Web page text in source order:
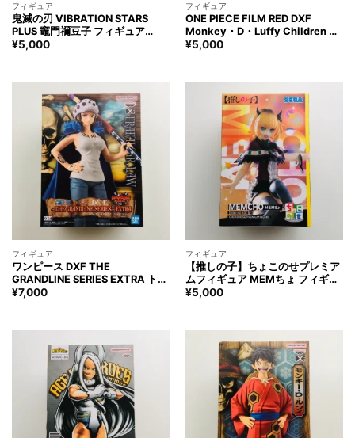
フィギュア
鬼滅の刃 VIBRATION STARS
PLUS 竈門禰豆子 フィギュア
Kimetsunoyaiba Nezuko
¥5,000
フィギュア
ONE PIECE FILM RED DXF
Monkey・D・Luffy Children ワ
ンピース モンキー・D・ルフィ チ
¥5,000
フィギュア
ワンピース DXF THE
GRANDLINE SERIES EXTRA トラ
ファルガー・ロー CHANGE ver.
¥7,000
フィギュア
【推しの子】ちょこのせプレミア
ムフィギュア MEMちょ フィギュ
ア Oshinoko MEMCHO Figure
¥5,000